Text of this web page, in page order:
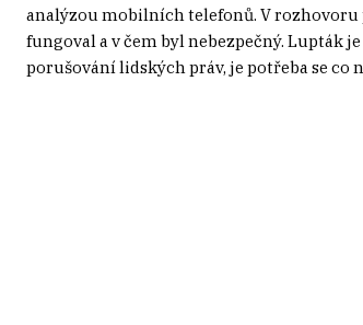
analýzou mobilních telefonů. V rozhovoru
fungoval a v čem byl nebezpečný. Lupták
porušování lidských práv, je potřeba se co